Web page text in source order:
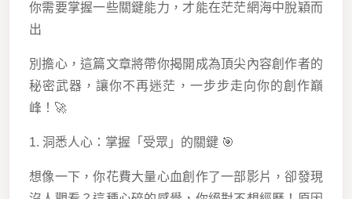
你需要掌握一些關鍵能力，才能在茫茫網海中脫穎而
出
別擔心，這篇文章將帶你揭開成為頂尖內容創作者的
秘密武器，讓你不再迷茫，一步步走向你的創作巔
峰！🚀
1. 洞悉人心：掌握「受眾」的關鍵 🎯
想像一下，你花費大量心血創作了一部影片，卻發現